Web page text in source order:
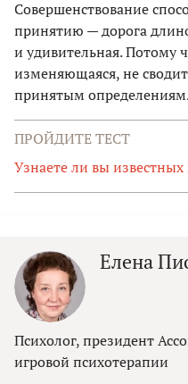
Совершенствование
принятию — дорога
и удивительная. Потому
изменяющаяся, не
принятым
ПРОЙДИТЕ ТЕСТ
Узнаете ли вы
Елена
Психолог, президент
игровой психотерапии